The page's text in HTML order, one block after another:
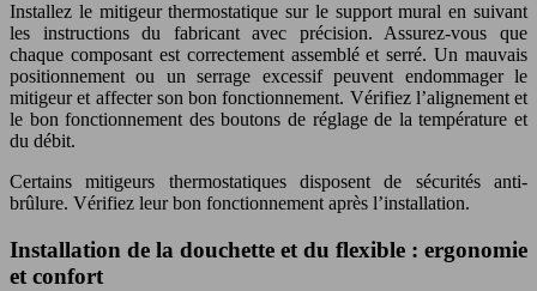
Installez le mitigeur thermostatique sur le support mural en suivant
les instructions du fabricant avec précision. Assurez-vous que
chaque composant est correctement assemblé et serré. Un mauvais
positionnement ou un serrage excessif peuvent endommager le
mitigeur et affecter son bon fonctionnement. Vérifiez l’alignement et
le bon fonctionnement des boutons de réglage de la température et
du débit.
Certains mitigeurs thermostatiques disposent de sécurités anti-
brûlure. Vérifiez leur bon fonctionnement après l’installation.
Installation de la douchette et du flexible : ergonomie
et confort